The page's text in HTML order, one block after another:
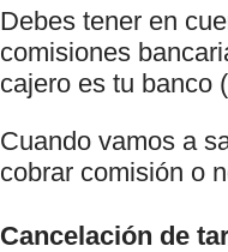
Debes tener en
comisiones
cajero es tu banco
Cuando vamos a
cobrar comisión o
Cancelación de